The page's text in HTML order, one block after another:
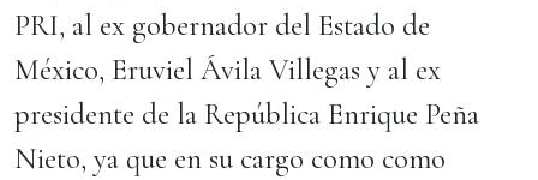
PRI, al ex gobernador del Estado de
México, Eruviel Ávila Villegas y al ex
presidente de la República Enrique Peña
Nieto, ya que en su cargo como como